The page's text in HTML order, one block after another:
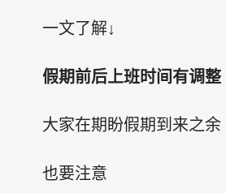
一文了解↓
假期前后上班时间有调整
大家在期盼假期到来之余
也要注意